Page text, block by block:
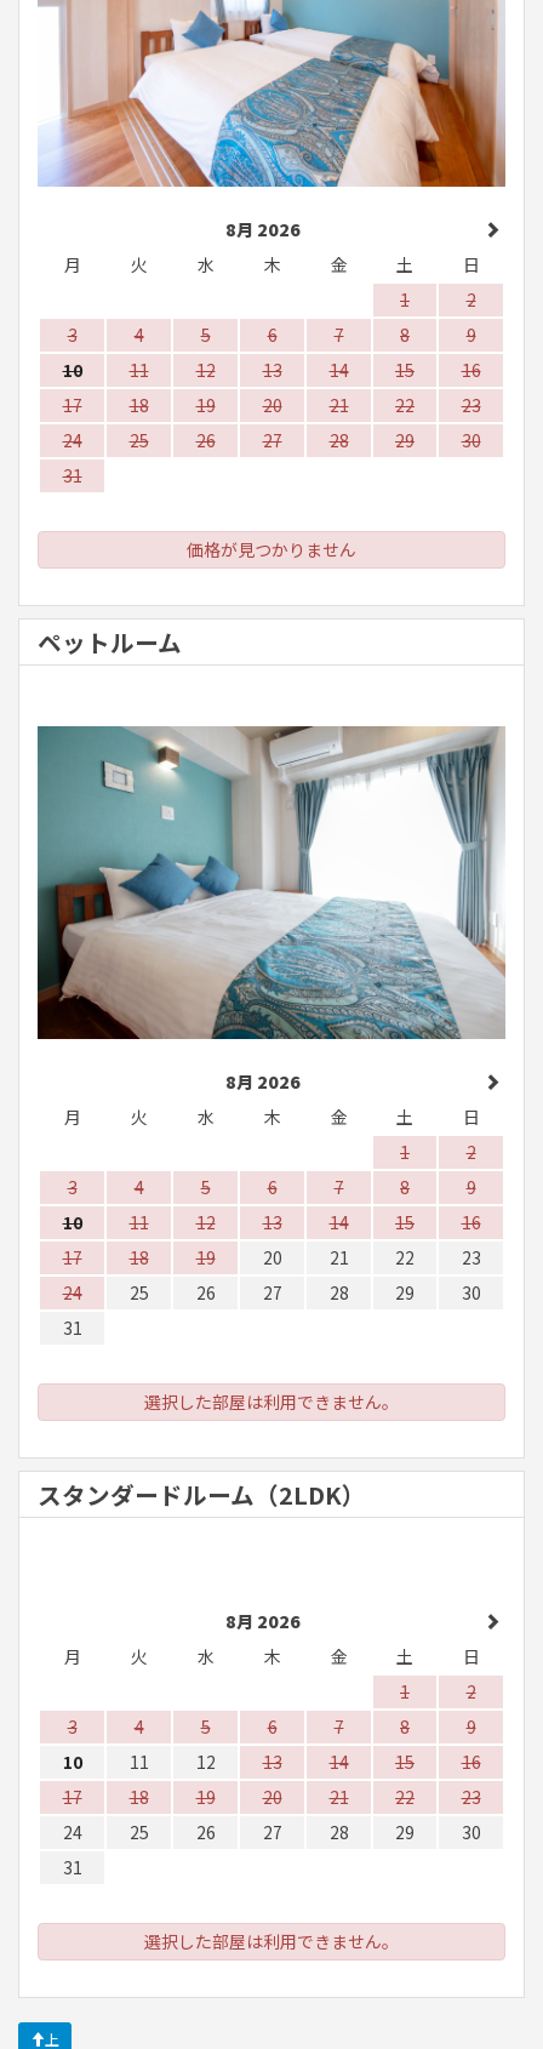
8月 2026
月
火 水 木 金 土
日
1
2
3
4 5 6 7 8
9
10
11 12 13 14 15
16
17
18 19 20 21 22
23
24
25 26 27 28 29
30
31
価格が見つかりません
ペットルーム
8月 2026
月
火 水 木 金 土
日
1
2
3
4 5 6 7 8
9
10
11 12 13 14 15
16
17
18 19 20 21 22
23
24
25 26 27 28 29
30
31
選択した部屋は利用できません。
スタンダードルーム（2LDK）
8月 2026
月
火 水 木 金 土
日
1
2
3
4 5 6 7 8
9
10
11 12 13 14 15
16
17
18 19 20 21 22
23
24
25 26 27 28 29
30
31
選択した部屋は利用できません。
上